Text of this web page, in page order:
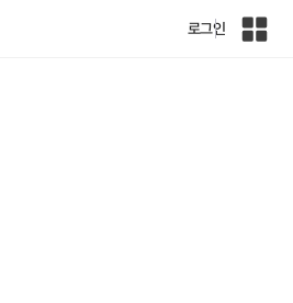
로그인
인